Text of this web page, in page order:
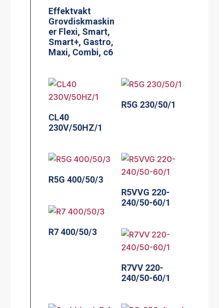
Effektvakt
Grovdiskmaskin
er Flexi, Smart,
Smart+, Gastro,
Maxi, Combi, c6
CL40
230V/50HZ/1
R5G 230/50/1
R5G 400/50/3
R5VVG 220-
240/50-60/1
R7 400/50/3
R7VV 220-
240/50-60/1